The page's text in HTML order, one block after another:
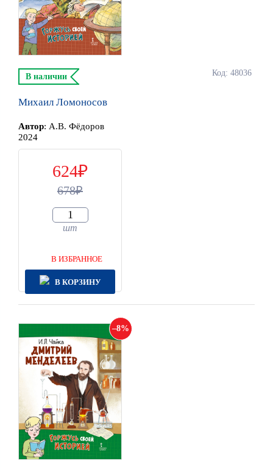
Код: 48036
В наличии
Михаил Ломоносов
Автор: А.В. Фёдоров
2024
624
678
шт
В ИЗБРАННОЕ
В КОРЗИНУ
8